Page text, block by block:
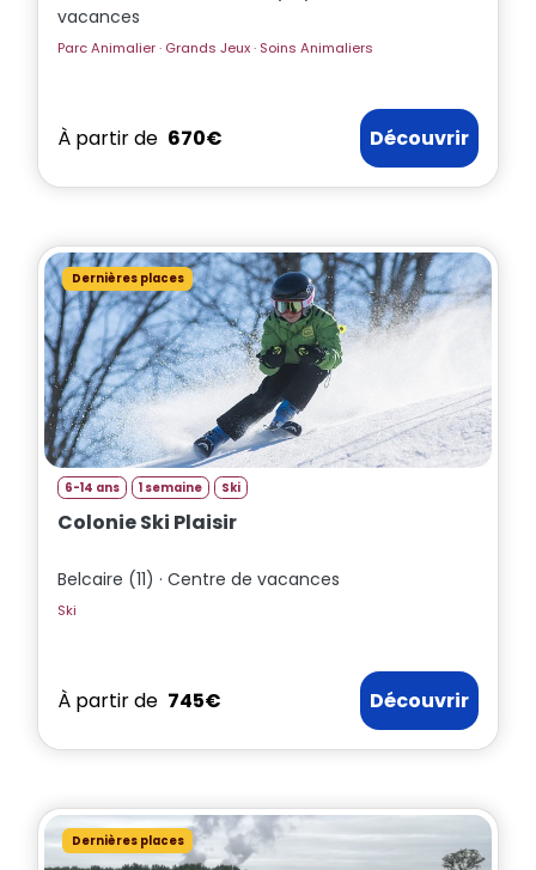
vacances
Parc Animalier · Grands Jeux · Soins Animaliers
À partir de 670€ Découvrir
Dernières places
6-14 ans 1 semaine Ski
Colonie Ski Plaisir
Belcaire (11) · Centre de vacances
Ski
À partir de 745€ Découvrir
Dernières places